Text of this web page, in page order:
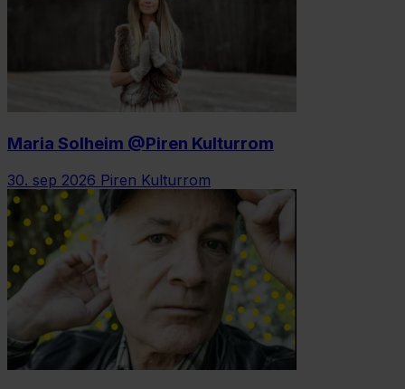
Maria Solheim @Piren Kulturrom
30. sep 2026 Piren Kulturrom